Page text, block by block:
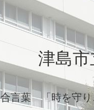
津島
言葉 「時を守り